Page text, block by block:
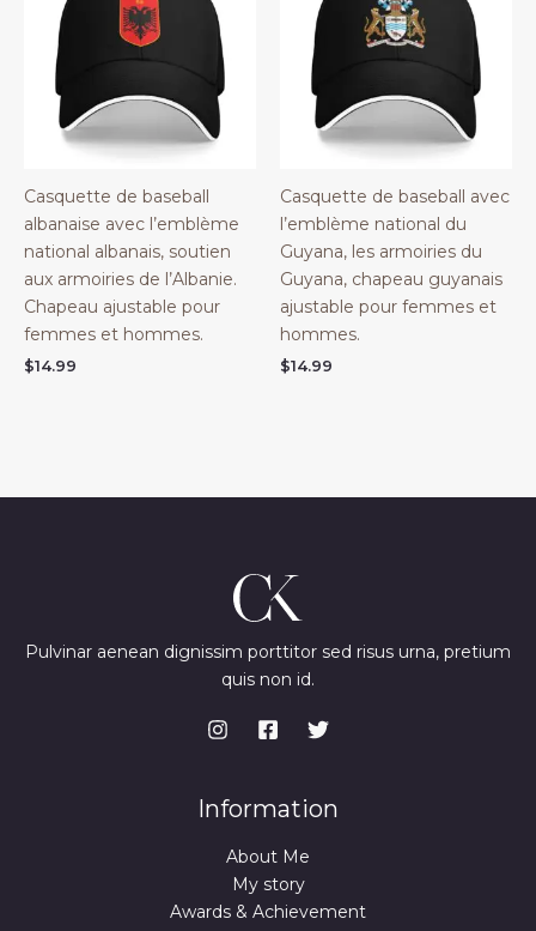
Casquette de baseball
albanaise avec l’emblème
national albanais, soutien
aux armoiries de l’Albanie.
Chapeau ajustable pour
femmes et hommes.
$14.99
Casquette de baseball avec
l’emblème national du
Guyana, les armoiries du
Guyana, chapeau guyanais
ajustable pour femmes et
hommes.
$14.99
Pulvinar aenean dignissim porttitor sed risus urna, pretium
quis non id.
Information
About Me
My story
Awards & Achievement